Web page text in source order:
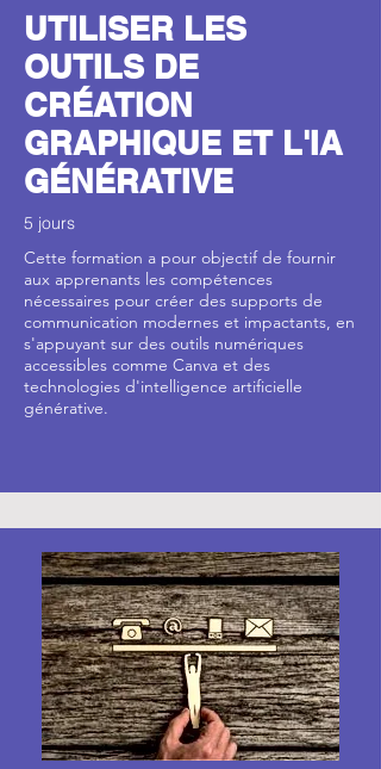
UTILISER LES
OUTILS DE
CRÉATION
GRAPHIQUE ET L'IA
GÉNÉRATIVE
5 jours
Cette formation a pour objectif de fournir
aux apprenants les compétences
nécessaires pour créer des supports de
communication modernes et impactants, en
s'appuyant sur des outils numériques
accessibles comme Canva et des
technologies d'intelligence artificielle
générative.